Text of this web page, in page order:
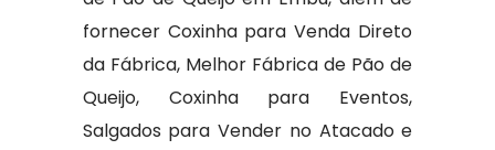
fornecer Coxinha para Venda Direto
da Fábrica, Melhor Fábrica de Pão de
Queijo, Coxinha para Eventos,
Salgados para Vender no Atacado e